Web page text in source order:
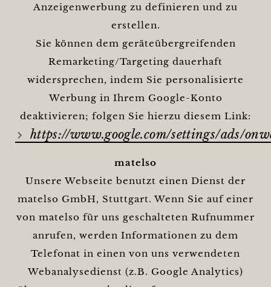
Anzeigenwerbung zu definieren und zu
erstellen.
Sie können dem geräteübergreifenden
Remarketing/Targeting dauerhaft
widersprechen, indem Sie personalisierte
Werbung in Ihrem Google-Konto
deaktivieren; folgen Sie hierzu diesem Link:
https://www.google.com/settings/ads/
matelso
Unsere Webseite benutzt einen Dienst der
matelso GmbH, Stuttgart. Wenn Sie auf einer
von matelso für uns geschalteten Rufnummer
anrufen, werden Informationen zu dem
Telefonat in einen von uns verwendeten
Webanalysedienst (z.B. Google Analytics)